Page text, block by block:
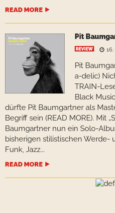
READ MORE
Pit
REVIEW
Pit
a-delic)
TRAIN-
Black
dürfte Pit Baumgartner als
Begriff sein (READ MORE). Mit
Baumgartner nun ein Solo-
bisherigen stilistischen Werde-
Funk, Jazz...
READ MORE